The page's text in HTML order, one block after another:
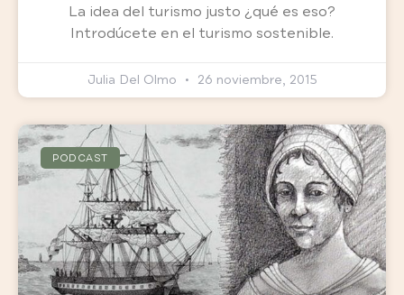
La idea del turismo justo ¿qué es eso?
Introdúcete en el turismo sostenible.
Julia Del Olmo 26 noviembre, 2015
PODCAST